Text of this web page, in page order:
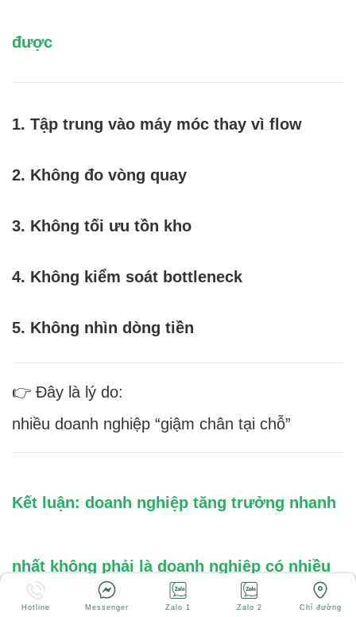
được
1. Tập trung vào máy móc thay vì flow
2. Không đo vòng quay
3. Không tối ưu tồn kho
4. Không kiểm soát bottleneck
5. Không nhìn dòng tiền
👉 Đây là lý do:
nhiều doanh nghiệp “giậm chân tại chỗ”
Kết luận: doanh nghiệp tăng trưởng nhanh
nhất không phải là doanh nghiệp có nhiều
Hotline Messenger Zalo 1 Zalo 2 Chỉ đường